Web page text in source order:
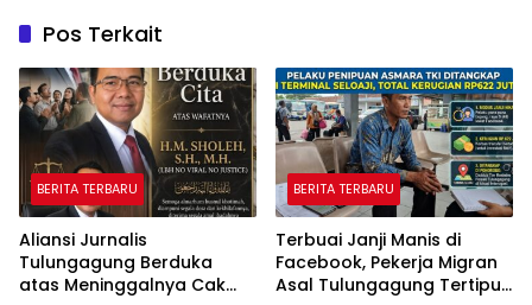
Pos Terkait
BERITA TERBARU
Aliansi Jurnalis
Tulungagung Berduka
atas Meninggalnya Cak
BERITA TERBARU
Terbuai Janji Manis di
Facebook, Pekerja Migran
Asal Tulungagung Tertipu